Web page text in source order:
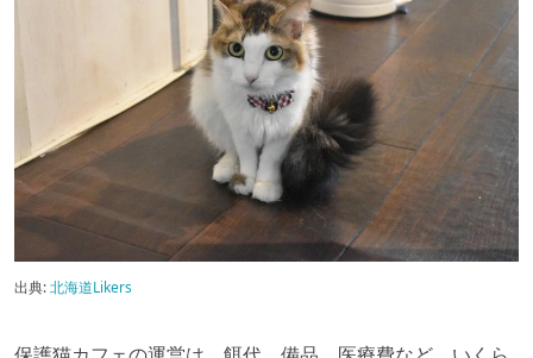
出典:北海道Likers